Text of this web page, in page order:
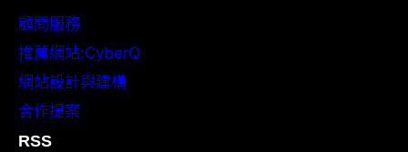
顧問服務
推薦網站:CyberQ
網站設計與建構
合作提案
RSS